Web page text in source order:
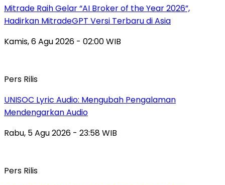
Mitrade Raih Gelar “AI Broker of the Year 2026”,
Hadirkan MitradeGPT Versi Terbaru di Asia
Kamis, 6 Agu 2026 - 02:00 WIB
Pers Rilis
UNISOC Lyric Audio: Mengubah Pengalaman
Mendengarkan Audio
Rabu, 5 Agu 2026 - 23:58 WIB
Pers Rilis